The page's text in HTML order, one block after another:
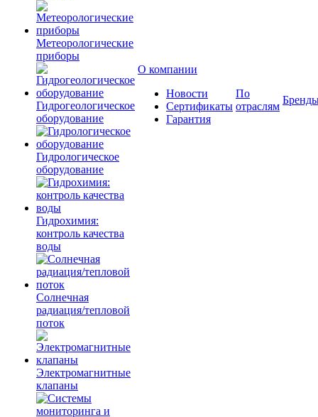
Метеорологические
приборы
Гидрогеологическое
оборудование
Гидрологическое
оборудование
Гидрохимия:
контроль качества
воды
Солнечная
радиация/тепловой
поток
Электромагнитные
клапаны
О компании
Новости
Сертификаты
Гарантия
По
отраслям